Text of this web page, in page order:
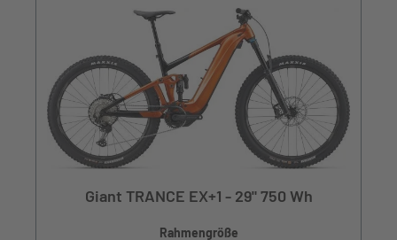
Giant TRANCE EX+1 - 29" 750 Wh
Rahmengröße